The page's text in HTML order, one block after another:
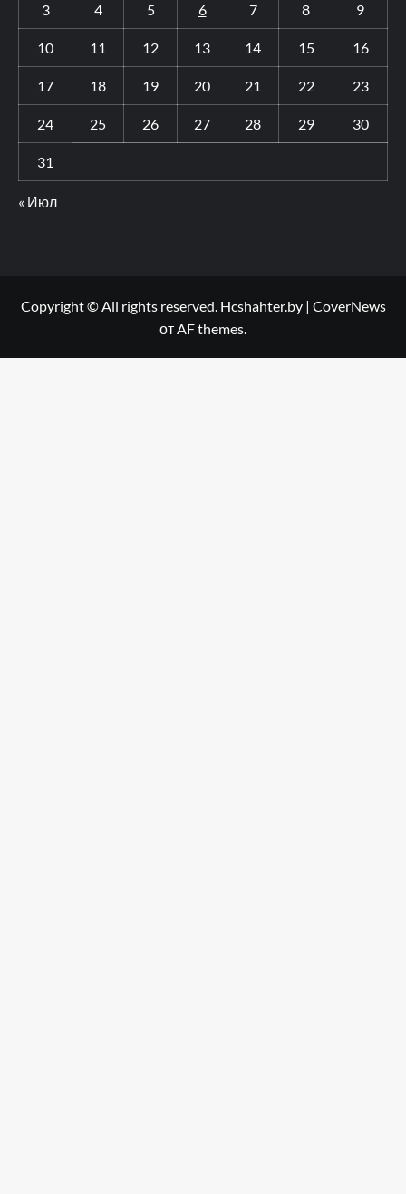
3 4 5 6 7 8 9
10 11 12 13 14 15 16
17 18 19 20 21 22 23
24 25 26 27 28 29 30
31
« Июл
Copyright © All rights reserved. Hcshahter.by | CoverNews
от AF themes.